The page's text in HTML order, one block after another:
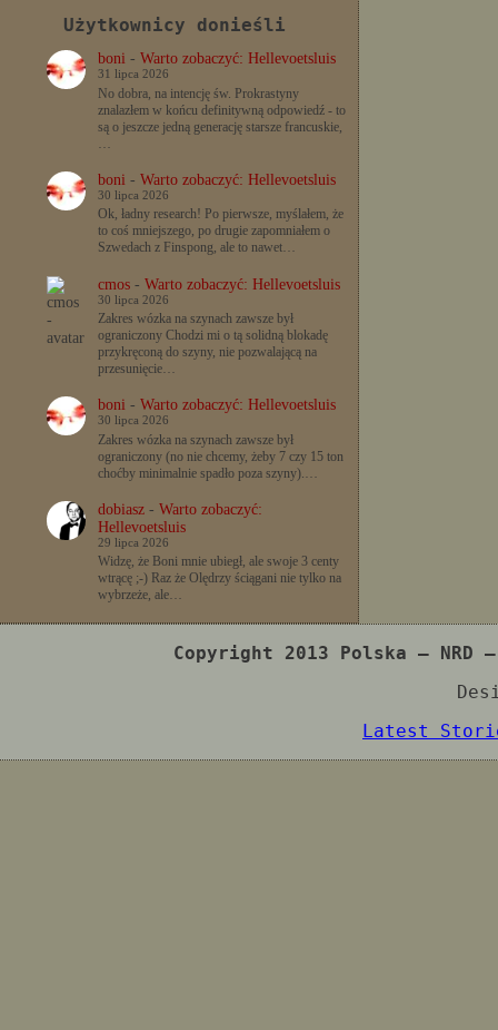
Użytkownicy donieśli
boni- Warto zobaczyć: Hellevoetsluis
31 lipca 2026
No dobra, na intencję św. Prokrastyny
znalazłem w końcu definitywną odpowiedź - to
są o jeszcze jedną generację starsze francuskie,
…
boni- Warto zobaczyć: Hellevoetsluis
30 lipca 2026
Ok, ładny research! Po pierwsze, myślałem, że
to coś mniejszego, po drugie zapomniałem o
Szwedach z Finspong, ale to nawet…
cmos- Warto zobaczyć: Hellevoetsluis
30 lipca 2026
Zakres wózka na szynach zawsze był
ograniczony Chodzi mi o tą solidną blokadę
przykręconą do szyny, nie pozwalającą na
przesunięcie…
boni- Warto zobaczyć: Hellevoetsluis
30 lipca 2026
Zakres wózka na szynach zawsze był
ograniczony (no nie chcemy, żeby 7 czy 15 ton
choćby minimalnie spadło poza szyny).…
dobiasz- Warto zobaczyć:
Hellevoetsluis
29 lipca 2026
Widzę, że Boni mnie ubiegł, ale swoje 3 centy
wtrącę ;-) Raz że Olędrzy ściągani nie tylko na
wybrzeże, ale…
Copyright 2013 Polska –
Latest